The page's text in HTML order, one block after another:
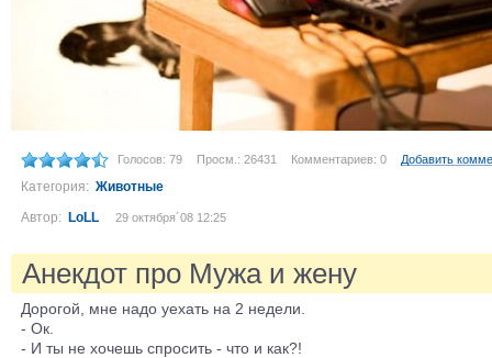
Голосов: 79 Просм.: 26431 Комментариев: 0 Добавить
Категория: Животные
Автор: LoLL 29 октября´08 12:25
Анекдот про Мужа и жену
Дорогой, мне надо уехать на 2 недели.
- Ок.
- И ты не хочешь спросить - что и как?!